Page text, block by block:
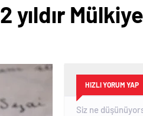
yıldır Mülkiye
HIZLI YORUM YAP